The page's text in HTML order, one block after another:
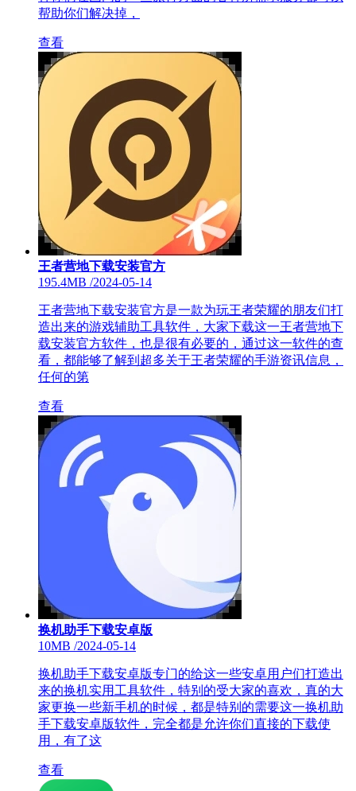
帮助你们解决掉，
查看
王者营地下载安装官方
195.4MB /2024-05-14
王者营地下载安装官方是一款为玩王者荣耀的朋友们打
造出来的游戏辅助工具软件，大家下载这一王者营地下
载安装官方软件，也是很有必要的，通过这一软件的查
看，都能够了解到超多关于王者荣耀的手游资讯信息，
任何的第
查看
换机助手下载安卓版
10MB /2024-05-14
换机助手下载安卓版专门的给这一些安卓用户们打造出
来的换机实用工具软件，特别的受大家的喜欢，真的大
家更换一些新手机的时候，都是特别的需要这一换机助
手下载安卓版软件，完全都是允许你们直接的下载使
用，有了这
查看